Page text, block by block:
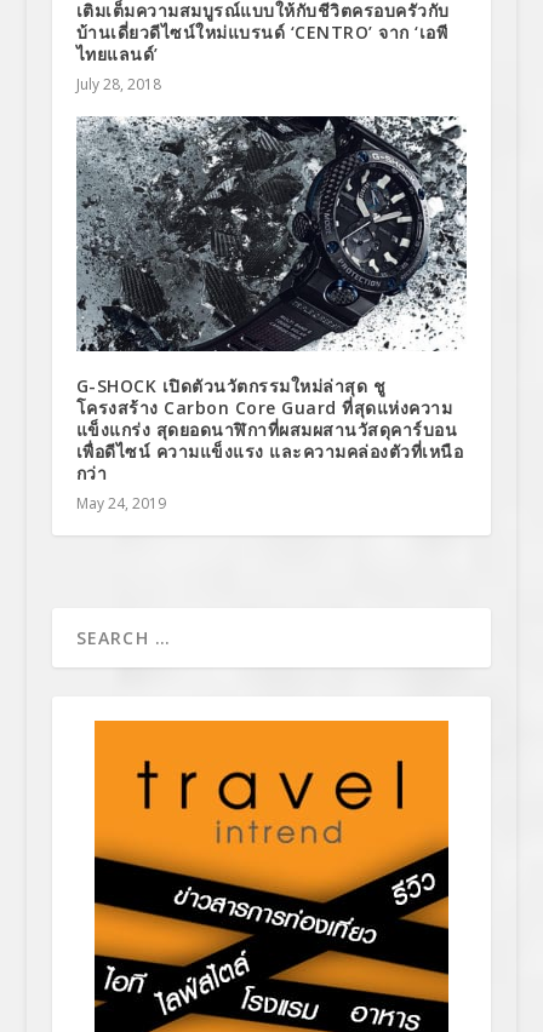
เติมเต็มความสมบูรณ์แบบให้กับชีวิตครอบครัวกับ
บ้านเดี่ยวดีไซน์ใหม่แบรนด์ ‘CENTRO’ จาก ‘เอพี
ไทยแลนด์’
July 28, 2018
G-SHOCK เปิดตัวนวัตกรรมใหม่ล่าสุด ชู
โครงสร้าง Carbon Core Guard ที่สุดแห่งความ
แข็งแกร่ง สุดยอดนาฬิกาที่ผสมผสานวัสดุคาร์บอน
เพื่อดีไซน์ ความแข็งแรง และความคล่องตัวที่เหนือ
กว่า
May 24, 2019